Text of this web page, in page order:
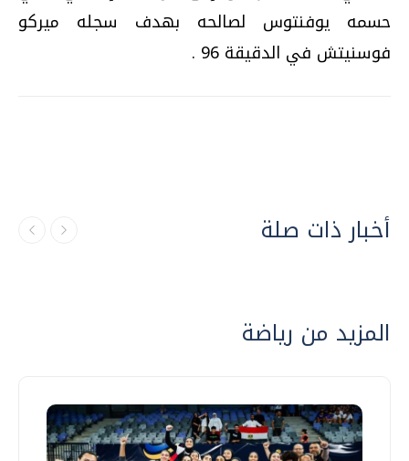
حسمه يوفنتوس لصالحه بهدف سجله ميركو
فوسنيتش في الدقيقة 96 .
أخبار ذات صلة
المزيد من رياضة